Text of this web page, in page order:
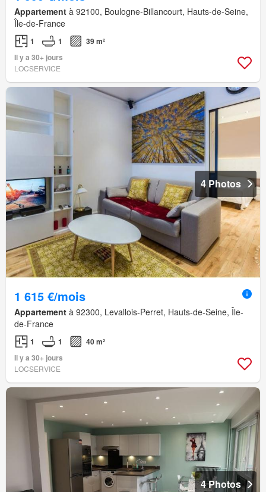
Appartement à 92100, Boulogne-Billancourt, Hauts-de-Seine,
Île-de-France
1 1
39 m²
Il y a 30+ jours
LOCSERVICE
4 Photos
1 615 €/mois
Appartement à 92300, Levallois-Perret, Hauts-de-Seine, Île-
de-France
1 1
40 m²
Il y a 30+ jours
LOCSERVICE
4 Photos